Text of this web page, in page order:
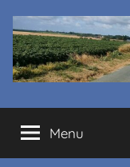
Cyclo
clubMenu